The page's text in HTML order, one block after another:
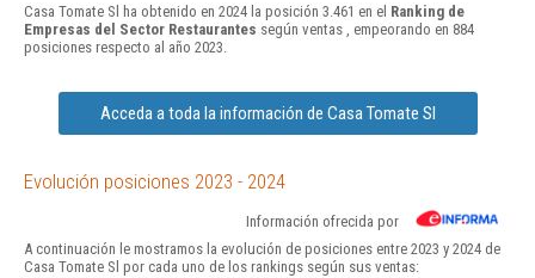
Casa Tomate Sl ha obtenido en 2024 la posición 3.461 en el Ranking de
Empresas del Sector Restaurantes según ventas , empeorando en 884
posiciones respecto al año 2023.
Acceda a toda la información de Casa Tomate Sl
Evolución posiciones 2023 - 2024
Información ofrecida por
A continuación le mostramos la evolución de posiciones entre 2023 y 2024 de
Casa Tomate Sl por cada uno de los rankings según sus ventas: